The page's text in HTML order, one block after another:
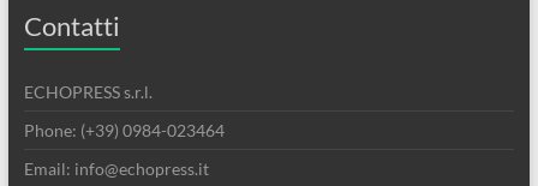
Contatti
ECHOPRESS s.r.l.
Phone: (+39) 0984-023464
Email: info@echopress.it